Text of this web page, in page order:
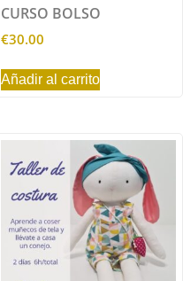
CURSO BOLSO
€30.00
Añadir al carrito